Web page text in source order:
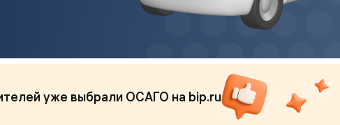
уже выбрали ОСАГО на bip.ru